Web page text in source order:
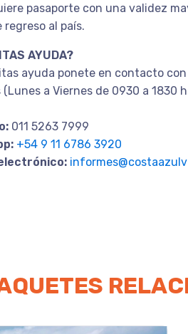
pasaporte con una validez
al país.
AYUDA?
ayuda ponete en contacto
(Lunes a Viernes de 0930 a 1830
011 5263 7999
+54 9 11 6786 3920